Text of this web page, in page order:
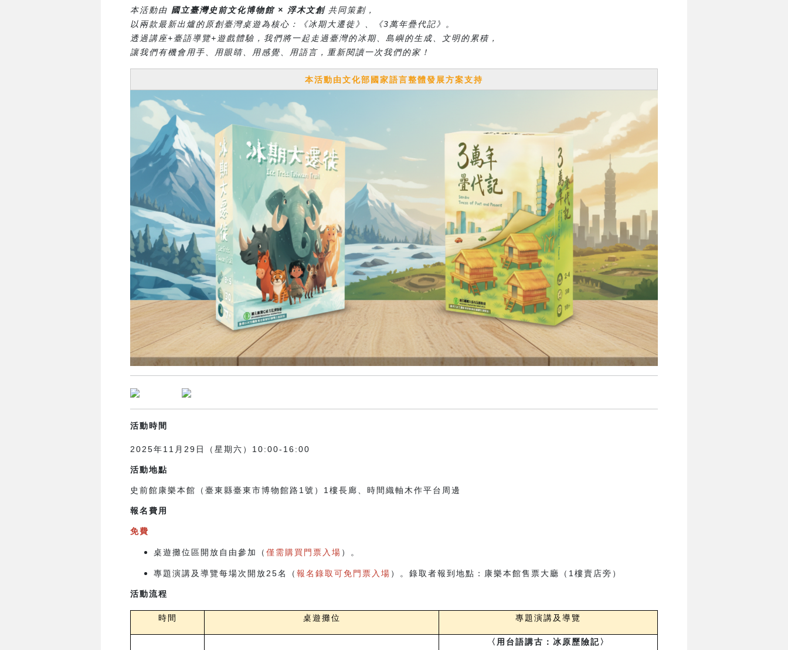
本活動由 國立臺灣史前文化博物館 × 浮木文創共同策劃，
以兩款最新出爐的原創臺灣桌遊為核心：《冰期大遷徙》、《3萬年疊代記》。
透過講座+臺語導覽+遊戲體驗，我們將一起走過臺灣的冰期、島嶼的生成、文明的累積，
讓我們有機會用手、用眼睛、用感覺、用語言，重新閱讀一次我們的家！
本活動由文化部國家語言整體發展方案支持
活動時間
2025年11月29日（星期六）10:00-16:00
活動地點
史前館康樂本館（臺東縣臺東市博物館路1號） 1樓長廊、 時間織軸木作平台周邊
報名費用
免費
桌遊攤位區開放自由參加（ 僅需購買門票入場 ）。
專題演講及導覽每場次開放25名（ 報名錄取可免門票入場 ）。錄取者報到地點：康樂本館售票大廳（1樓賣店旁）
活動流程
時間 桌遊攤位 專題演講及導覽
〈用台語講古：冰原歷險記〉